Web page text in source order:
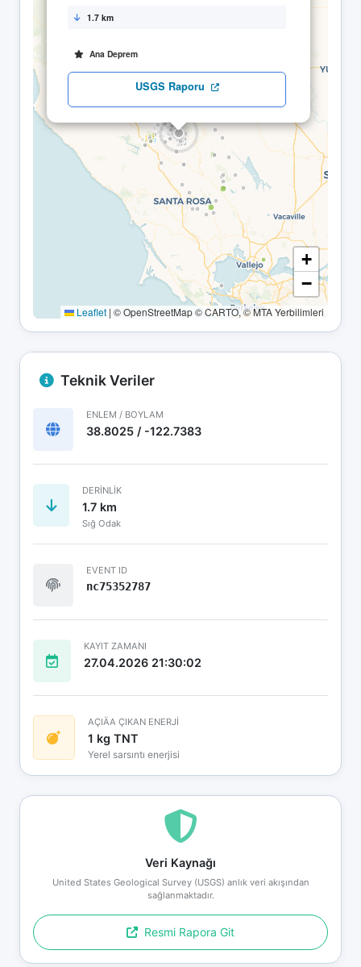
1.7 km
Ana Deprem
USGS Raporu
+
−
Leaflet | © OpenStreetMap © CARTO, © MTA Yerbilimleri
Teknik Veriler
ENLEM / BOYLAM
38.8025 / -122.7383
DERINLIK
1.7 km
Sığ Odak
EVENT ID
nc75352787
KAYIT ZAMANI
27.04.2026 21:30:02
AÇIÄA ÇIKAN ENERJİ
1 kg TNT
Yerel sarsıntı enerjisi
Veri Kaynağı
United States Geological Survey (USGS) anlık veri akışından
sağlanmaktadır.
Resmi Rapora Git